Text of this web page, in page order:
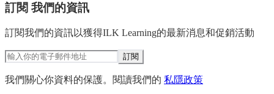
訂閱 我們的資訊
訂閱我們的資訊以獲得ILK Learning的最新消息和促銷活動
訂閱
我們關心你資料的保護。閱讀我們的 私隱政策